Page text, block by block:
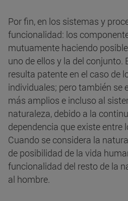
Por fin, en los sistemas y
funcionalidad: los
mutuamente haciendo
uno de ellos y la del conjunto.
resulta patente en el caso de
individuales; pero también se
más amplios e incluso al
naturaleza, debido a la
dependencia que existe entre
Cuando se considera la
de posibilidad de la vida
funcionalidad del resto de la
al hombre.